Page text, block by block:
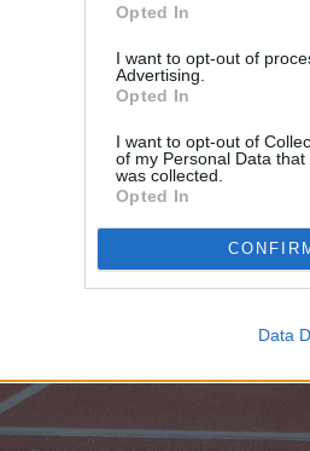
Opted In
I want to opt-out of
Advertising.
Opted In
I want to opt-out of
of my Personal Data
was collected.
Opted In
Data